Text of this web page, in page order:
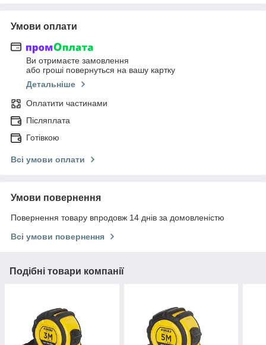
Умови оплати
Ви отримаєте замовлення
або гроші повернуться на вашу картку
Детальніше
Оплатити частинами
Післяплата
Готівкою
Всі умови оплати
Умови повернення
Повернення товару впродовж 14 днів за домовленістю
Всі умови повернення
Подібні товари компанії